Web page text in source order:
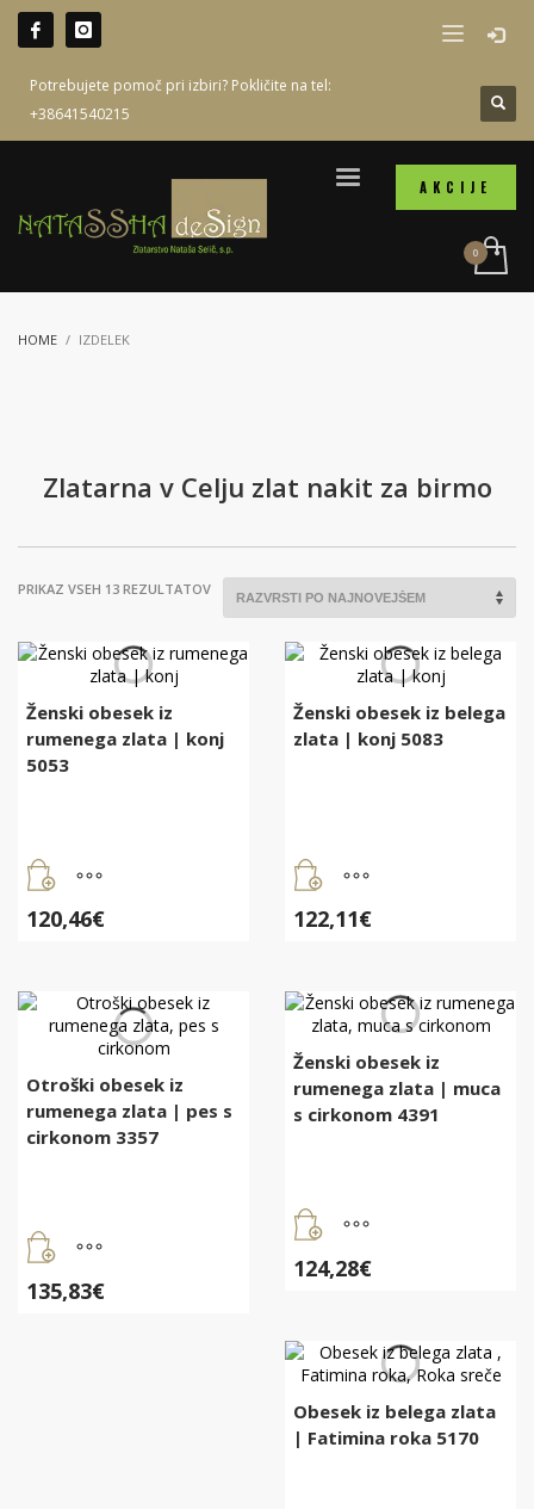
Potrebujete pomoč pri izbiri? Pokličite na tel:
+38641540215
AKCIJE
HOME IZDELEK
Zlatarna v Celju zlat nakit za birmo
PRIKAZ VSEH 13 REZULTATOVRAZVRŠČENO
Ženski obesek iz
rumenega zlata | konj
5053
120,46€
Ženski obesek iz belega
zlata | konj 5083
122,11€
Otroški obesek iz
rumenega zlata | pes s
cirkonom 3357
135,83€
Ženski obesek iz
rumenega zlata | muca
s cirkonom 4391
124,28€
Obesek iz belega zlata
| Fatimina roka 5170